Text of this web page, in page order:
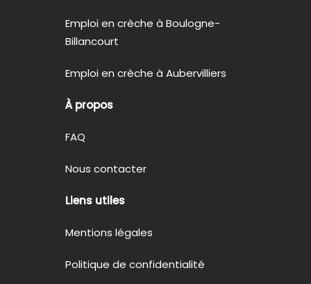
Emploi en crèche à Boulogne-
Billancourt
Emploi en crèche à Aubervilliers
À propos
FAQ
Nous contacter
Liens utiles
Mentions légales
Politique de confidentialité